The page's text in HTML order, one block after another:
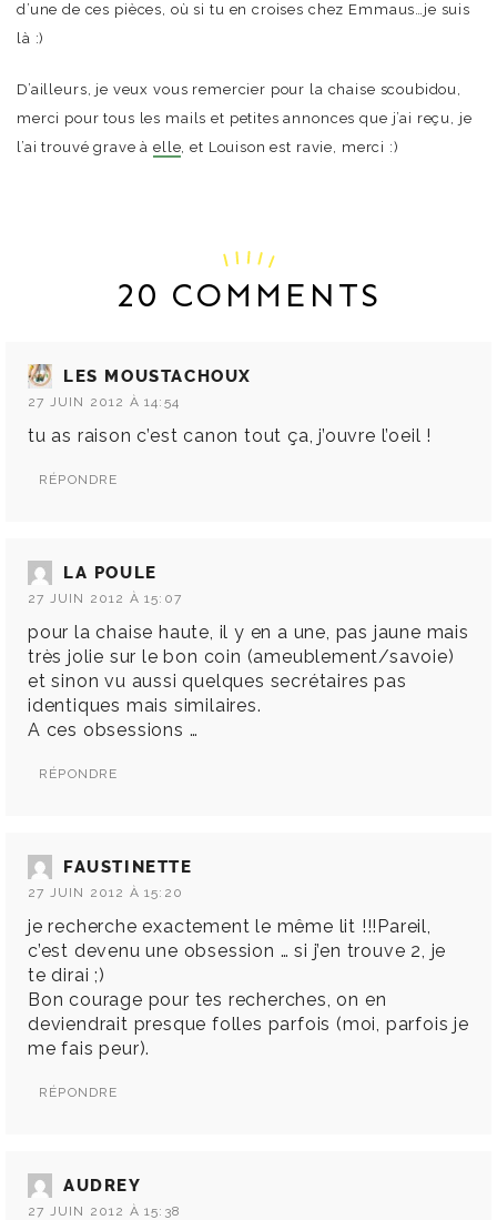
d’une de ces pièces, où si tu en croises chez Emmaus…je suis
là :)
D’ailleurs, je veux vous remercier pour la chaise scoubidou,
merci pour tous les mails et petites annonces que j’ai reçu, je
l’ai trouvé grave à elle, et Louison est ravie, merci :)
20 COMMENTS
LES MOUSTACHOUX
27 JUIN 2012 À 14:54
tu as raison c’est canon tout ça, j’ouvre l’oeil !
RÉPONDRE
LA POULE
27 JUIN 2012 À 15:07
pour la chaise haute, il y en a une, pas jaune mais
très jolie sur le bon coin (ameublement/savoie)
et sinon vu aussi quelques secrétaires pas
identiques mais similaires.
A ces obsessions …
RÉPONDRE
FAUSTINETTE
27 JUIN 2012 À 15:20
je recherche exactement le même lit !!!Pareil,
c’est devenu une obsession … si j’en trouve 2, je
te dirai ;)
Bon courage pour tes recherches, on en
deviendrait presque folles parfois (moi, parfois je
me fais peur).
RÉPONDRE
AUDREY
27 JUIN 2012 À 15:38